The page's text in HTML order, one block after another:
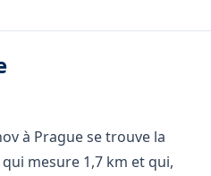
à Prague se trouve la
qui mesure 1,7 km et qui,